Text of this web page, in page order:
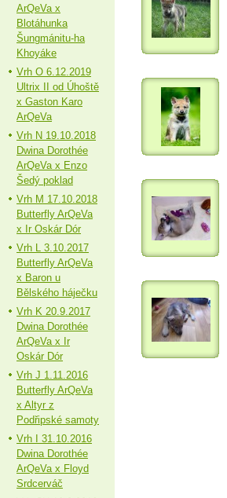
ArQeVa x
Blotáhunka
Šungmánitu-ha
Khoyáke
Vrh O 6.12.2019
Ultrix II od Úhoště
x Gaston Karo
ArQeVa
Vrh N 19.10.2018
Dwina Dorothée
ArQeVa x Enzo
Šedý poklad
Vrh M 17.10.2018
Butterfly ArQeVa
x Ir Oskár Dór
Vrh L 3.10.2017
Butterfly ArQeVa
x Baron u
Bělského háječku
Vrh K 20.9.2017
Dwina Dorothée
ArQeVa x Ir
Oskár Dór
Vrh J 1.11.2016
Butterfly ArQeVa
x Altyr z
Podřipské samoty
Vrh I 31.10.2016
Dwina Dorothée
ArQeVa x Floyd
Srdcerváč